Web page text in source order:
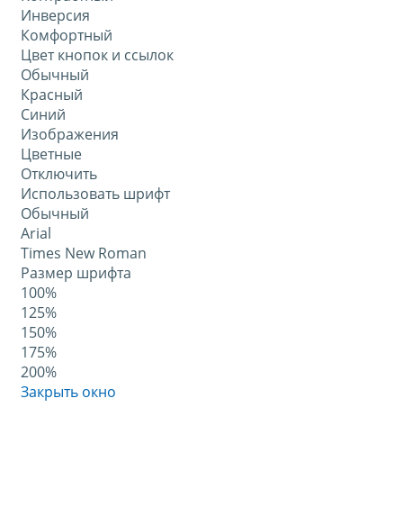
Инверсия
Комфортный
Цвет кнопок и ссылок
Обычный
Красный
Синий
Изображения
Цветные
Отключить
Использовать шрифт
Обычный
Arial
Times New Roman
Размер шрифта
100%
125%
150%
175%
200%
Закрыть окно